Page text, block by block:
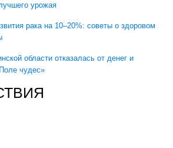
урожая
рака на 10–20%: советы о здоровом
области отказалась от денег и
чудес»